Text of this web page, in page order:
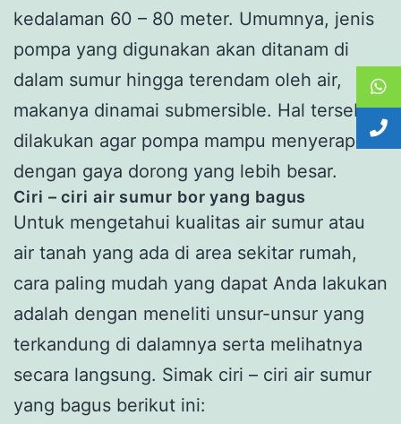
kedalaman 60 – 80 meter. Umumnya, jenis
pompa yang digunakan akan ditanam di
dalam sumur hingga terendam oleh air,
makanya dinamai submersible. Hal tersebut
dilakukan agar pompa mampu menyerap air
dengan gaya dorong yang lebih besar.
Ciri – ciri air sumur bor yang bagus
Untuk mengetahui kualitas air sumur atau
air tanah yang ada di area sekitar rumah,
cara paling mudah yang dapat Anda lakukan
adalah dengan meneliti unsur-unsur yang
terkandung di dalamnya serta melihatnya
secara langsung. Simak ciri – ciri air sumur
yang bagus berikut ini: